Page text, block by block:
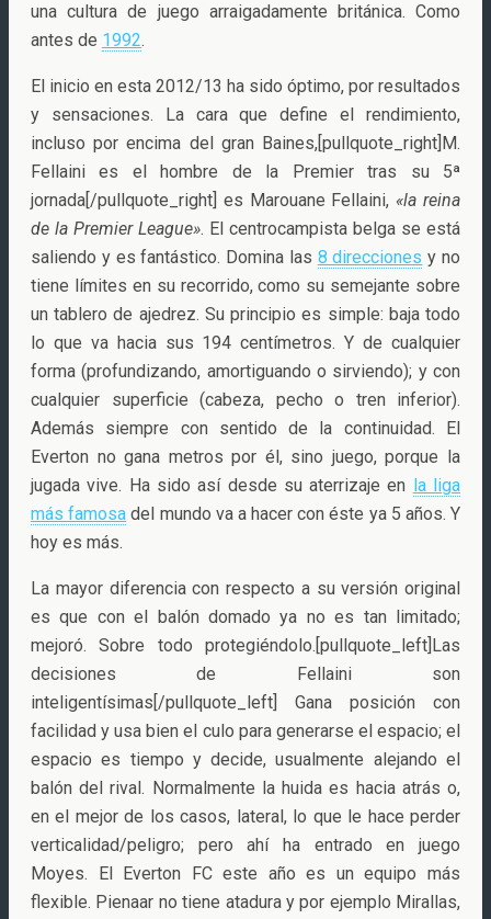
una cultura de juego arraigadamente británica. Como
antes de 1992.
El inicio en esta 2012/13 ha sido óptimo, por resultados
y sensaciones. La cara que define el rendimiento,
incluso por encima del gran Baines,[pullquote_right]M.
Fellaini es el hombre de la Premier tras su 5ª
jornada[/pullquote_right] es Marouane Fellaini, «la reina
de la Premier League». El centrocampista belga se está
saliendo y es fantástico. Domina las 8 direcciones y no
tiene límites en su recorrido, como su semejante sobre
un tablero de ajedrez. Su principio es simple: baja todo
lo que va hacia sus 194 centímetros. Y de cualquier
forma (profundizando, amortiguando o sirviendo); y con
cualquier superficie (cabeza, pecho o tren inferior).
Además siempre con sentido de la continuidad. El
Everton no gana metros por él, sino juego, porque la
jugada vive. Ha sido así desde su aterrizaje en la liga
más famosa del mundo va a hacer con éste ya 5 años. Y
hoy es más.
La mayor diferencia con respecto a su versión original
es que con el balón domado ya no es tan limitado;
mejoró. Sobre todo protegiéndolo.[pullquote_left]Las
decisiones de Fellaini son
inteligentísimas[/pullquote_left] Gana posición con
facilidad y usa bien el culo para generarse el espacio; el
espacio es tiempo y decide, usualmente alejando el
balón del rival. Normalmente la huida es hacia atrás o,
en el mejor de los casos, lateral, lo que le hace perder
verticalidad/peligro; pero ahí ha entrado en juego
Moyes. El Everton FC este año es un equipo más
flexible. Pienaar no tiene atadura y por ejemplo Mirallas,